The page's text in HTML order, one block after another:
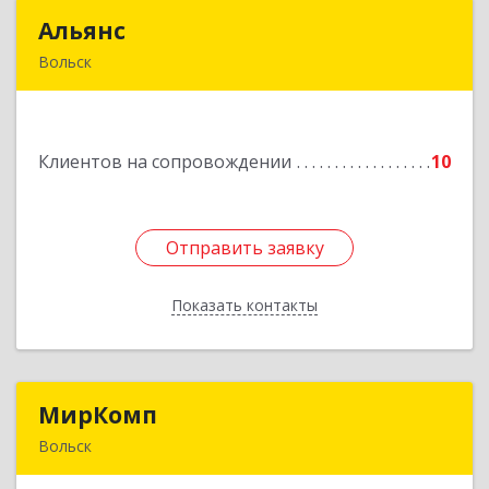
Альянс
Вольск
Клиентов на сопровождении 10
Отправить заявку
Показать контакты
Подробнее
Отправить заявку
Назад
МирКомп
Вольск